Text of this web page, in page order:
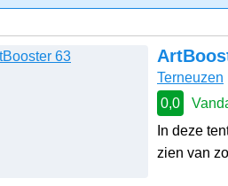
Terneuzen
0,0
In deze
zien van